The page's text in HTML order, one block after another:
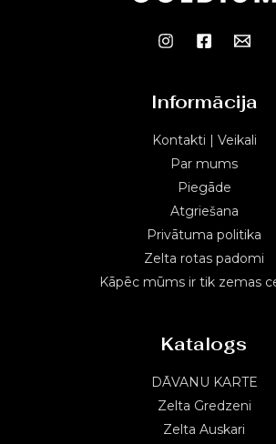
Informācija
Kontakti | Veikali
Par mums
Piegāde
Atgriešana
Privātuma politika
Zelta rotas padomi
Kāpēc mūms ir tik zemas
Katalogs
DĀVANU KARTE
Zelta Gredzeni
Zelta Auskari